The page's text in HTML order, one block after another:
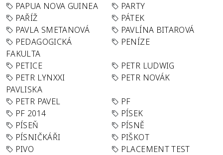
PAPUA NOVA GUINEA
PARTY
PAŘÍŽ
PÁTEK
PAVLA SMETANOVÁ
PAVLÍNA BITAROVÁ
PEDAGOGICKÁ
FAKULTA
PENÍZE
PETICE
PETR LUDWIG
PETR LYNXXI
PAVLISKA
PETR NOVÁK
PETR PAVEL
PF
PF 2014
PÍSEK
PÍSEŇ
PÍSNĚ
PÍSNIČKÁŘI
PIŠKOT
PIVO
PLACEMENT TEST